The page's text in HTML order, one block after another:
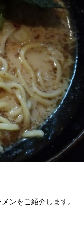
ンをご紹介します。